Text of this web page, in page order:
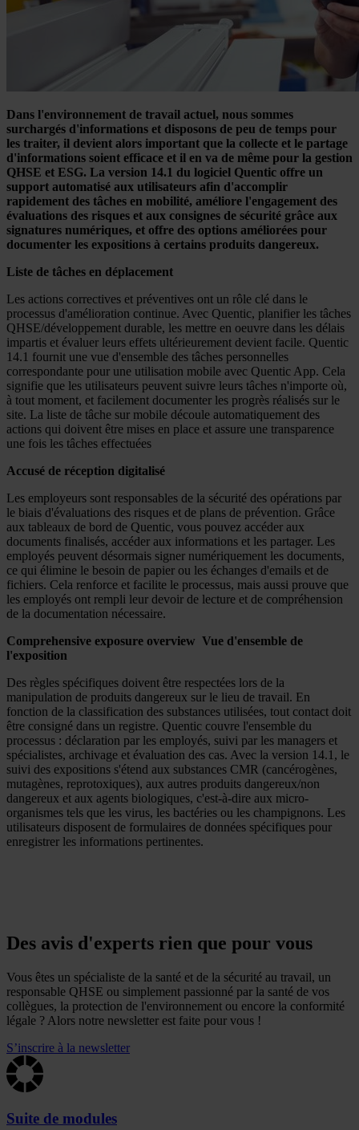
Dans l'environnement de travail actuel, nous sommes
surchargés d'informations et disposons de peu de temps pour
les traiter, il devient alors important que la collecte et le partage
d'informations soient efficace et il en va de même pour la gestion
QHSE et ESG. La version 14.1 du logiciel Quentic offre un
support automatisé aux utilisateurs afin d'accomplir
rapidement des tâches en mobilité, améliore l'engagement des
évaluations des risques et aux consignes de sécurité grâce aux
signatures numériques, et offre des options améliorées pour
documenter les expositions à certains produits dangereux.
Liste de tâches en déplacement
Les actions correctives et préventives ont un rôle clé dans le
processus d'amélioration continue. Avec Quentic, planifier les tâches
QHSE/développement durable, les mettre en oeuvre dans les délais
impartis et évaluer leurs effets ultérieurement devient facile. Quentic
14.1 fournit une vue d'ensemble des tâches personnelles
correspondante pour une utilisation mobile avec Quentic App. Cela
signifie que les utilisateurs peuvent suivre leurs tâches n'importe où,
à tout moment, et facilement documenter les progrès réalisés sur le
site. La liste de tâche sur mobile découle automatiquement des
actions qui doivent être mises en place et assure une transparence
une fois les tâches effectuées
Accusé de réception digitalisé
Les employeurs sont responsables de la sécurité des opérations par
le biais d'évaluations des risques et de plans de prévention. Grâce
aux tableaux de bord de Quentic, vous pouvez accéder aux
documents finalisés, accéder aux informations et les partager. Les
employés peuvent désormais signer numériquement les documents,
ce qui élimine le besoin de papier ou les échanges d'emails et de
fichiers. Cela renforce et facilite le processus, mais aussi prouve que
les employés ont rempli leur devoir de lecture et de compréhension
de la documentation nécessaire.
Comprehensive exposure overview Vue d'ensemble de
l'exposition
Des règles spécifiques doivent être respectées lors de la
manipulation de produits dangereux sur le lieu de travail. En
fonction de la classification des substances utilisées, tout contact doit
être consigné dans un registre. Quentic couvre l'ensemble du
processus : déclaration par les employés, suivi par les managers et
spécialistes, archivage et évaluation des cas. Avec la version 14.1, le
suivi des expositions s'étend aux substances CMR (cancérogènes,
mutagènes, reprotoxiques), aux autres produits dangereux/non
dangereux et aux agents biologiques, c'est-à-dire aux micro-
organismes tels que les virus, les bactéries ou les champignons. Les
utilisateurs disposent de formulaires de données spécifiques pour
enregistrer les informations pertinentes.
Des avis d'experts rien que pour vous
Vous êtes un spécialiste de la santé et de la sécurité au travail, un
responsable QHSE ou simplement passionné par la santé de vos
collègues, la protection de l'environnement ou encore la conformité
légale ? Alors notre newsletter est faite pour vous !
S’inscrire à la newsletter
Suite de modules